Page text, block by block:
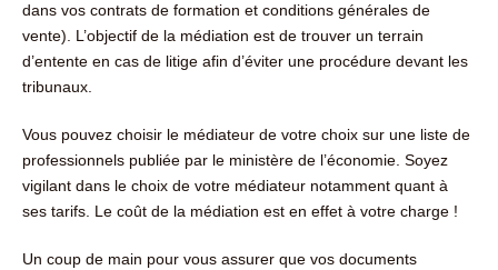
dans vos contrats de formation et conditions générales de
vente). L’objectif de la médiation est de trouver un terrain
d’entente en cas de litige afin d’éviter une procédure devant les
tribunaux.
Vous pouvez choisir le médiateur de votre choix sur une liste de
professionnels publiée par le ministère de l’économie. Soyez
vigilant dans le choix de votre médiateur notamment quant à
ses tarifs. Le coût de la médiation est en effet à votre charge !
Un coup de main pour vous assurer que vos documents